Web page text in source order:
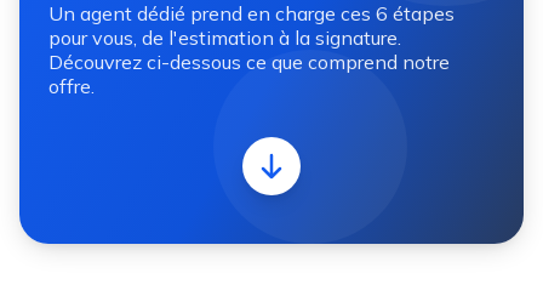
Un agent dédié prend en charge ces 6 étapes
pour vous, de l'estimation à la signature.
Découvrez ci-dessous ce que comprend notre
offre.